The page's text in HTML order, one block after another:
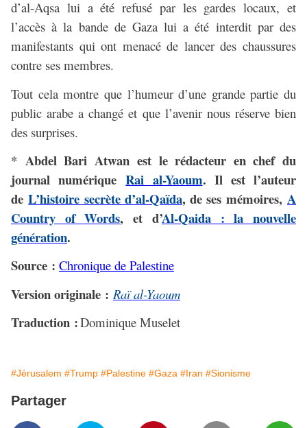
d’al-Aqsa lui a été refusé par les gardes locaux, et
l’accès à la bande de Gaza lui a été interdit par des
manifestants qui ont menacé de lancer des chaussures
contre ses membres.
Tout cela montre que l’humeur d’une grande partie du
public arabe a changé et que l’avenir nous réserve bien
des surprises.
* Abdel Bari Atwanest le rédacteur en chef du
journal numériqueRai al-Yaoum. Il est l’auteur
deL’histoire secrète d’al-Qaïda, de ses mémoires,A
Country of Words, et d’Al-Qaida : la nouvelle
génération.
Source : Chronique de Palestine
Version originale : Raï al-Yaoum
Traduction :Dominique Muselet
#Jérusalem #Trump #Palestine #Gaza #Iran #Sionisme
Partager